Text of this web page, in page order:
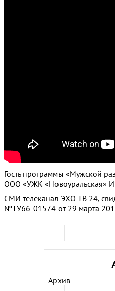
Архив
Гость программы «Мужской
ООО «УЖК «Новоуральская»
СМИ телеканал ЭХО-ТВ 24,
№ТУ66-01574 от 29 марта